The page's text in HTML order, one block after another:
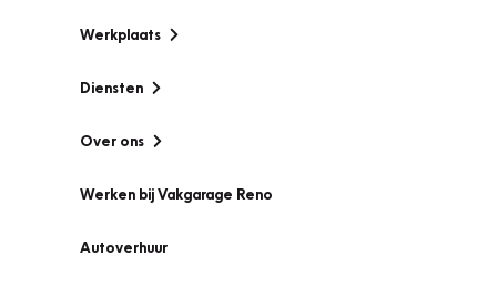
Werkplaats
Diensten
Over ons
Werken bij Vakgarage Reno
Autoverhuur